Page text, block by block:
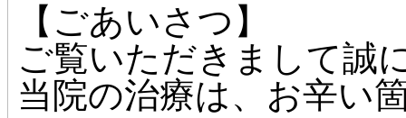
【ごあいさつ】
ご覧いただきまして誠
当院の治療は、お辛い